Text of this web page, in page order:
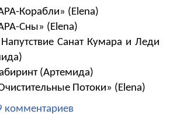
Корабли» (Elena)
Сны» (Elena)
Санат Кумара и Леди
(Артемида)
Потоки» (Elena)
комментариев